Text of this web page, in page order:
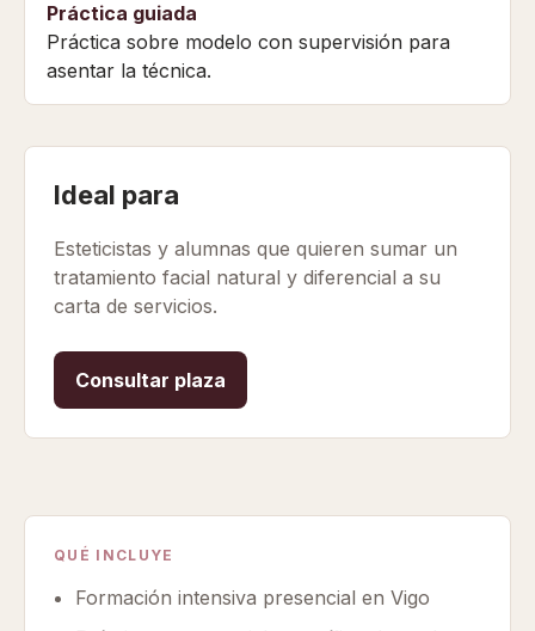
Práctica guiada
Práctica sobre modelo con supervisión para
asentar la técnica.
Ideal para
Esteticistas y alumnas que quieren sumar un
tratamiento facial natural y diferencial a su
carta de servicios.
Consultar plaza
QUÉ INCLUYE
Formación intensiva presencial en Vigo